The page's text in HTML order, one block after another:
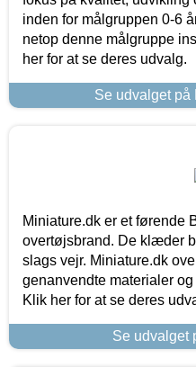
inden for målgruppen 0-6
netop denne målgruppe
her for at se deres udvalg.
Se udvalget på
Miniature.dk er et førende
overtøjsbrand. De klæder
slags vejr. Miniature.dk
genanvendte materialer
Klik her for at se deres
Se udvalget